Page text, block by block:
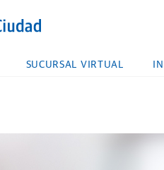
SUCURSAL VIRTUAL